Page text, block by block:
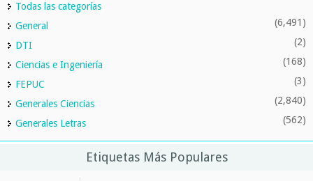
Todas las categorías
General
(6,491)
DTI (2)
Ciencias e Ingeniería (168)
FEPUC (3)
Generales Ciencias (2,840)
Generales Letras (562)
Etiquetas Más Populares